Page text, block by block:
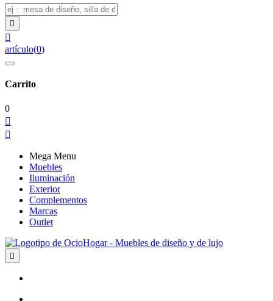


artículo(0)
Carrito
0


Mega Menu
Muebles
Iluminación
Exterior
Complementos
Marcas
Outlet
